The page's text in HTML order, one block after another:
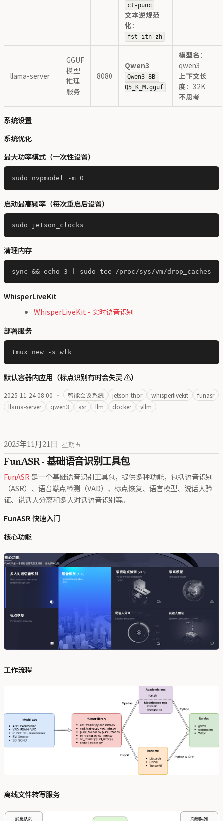
ct-punc
文本逆规范
化：
fst_itn_zh
llama-server
GGUF
模型
推理
服务
8080
Qwen3
Qwen3-8B-
Q5_K_M.gguf
模型名 ：
qwen3
上下文长
度：32K
不思考
系统设置
系统优化
最大功率模式（一次性设置）
启动最高频率（每次重启后设置）
清理内存
WhisperLiveKit
WhisperLiveKit - 实时语音识别
部署服务
默认容器内应用（标点识别有时会失灵 ⚠️）
2025-11-24 08:00 · 智能会议系统 jetson-thor whisperlivekit
funasr
llama-server
qwen3 asr llm docker vllm
2025年11月21日 星期五
FunASR - 基础语音识别工具包
FunASR是一个基础语音识别工具包，提供多种功能，包括语音识别
（ASR）、语音端点检测（VAD）、标点恢复、语言模型、说话人验
证、说话人分离和多人对话语音识别等。
FunASR 快速入门
核心功能
工作流程
离线文件转写服务